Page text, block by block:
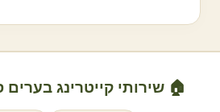
🏠 שירותי קייטרינג